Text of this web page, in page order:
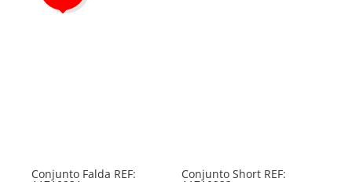
Conjunto Falda REF: Conjunto Short REF: